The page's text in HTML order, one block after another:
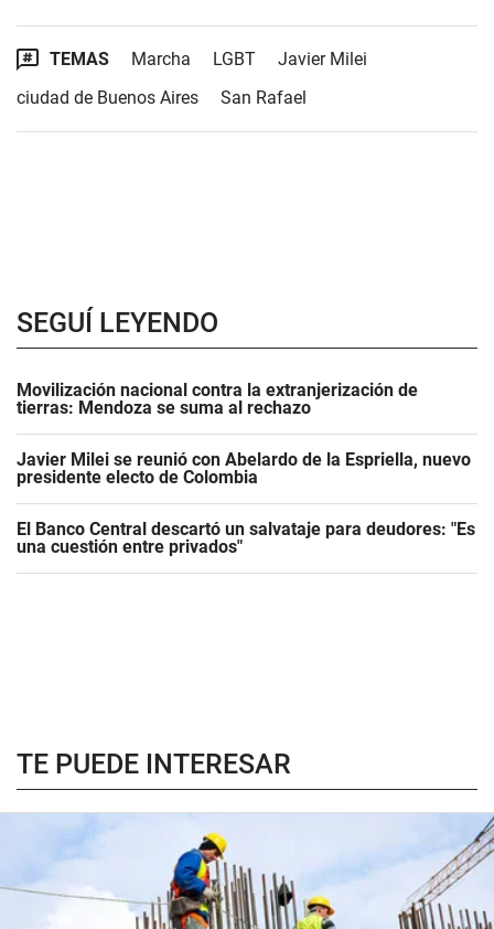
TEMAS Marcha LGBT
Javier Milei
ciudad de Buenos Aires
San Rafael
SEGUÍ LEYENDO
Movilización nacional contra la extranjerización de
tierras: Mendoza se suma al rechazo
Javier Milei se reunió con Abelardo de la Espriella, nuevo
presidente electo de Colombia
El Banco Central descartó un salvataje para deudores: "Es
una cuestión entre privados"
TE PUEDE INTERESAR